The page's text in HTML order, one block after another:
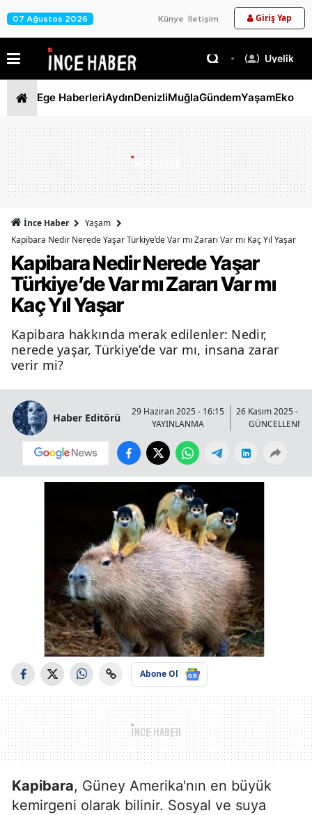
07 Ağustos 2026 Künye İletişim Giriş Yap
Üyelik
Ege HaberleriAydınDenizliMuğlaGündemYaşam
İnce Haber
Yaşam
Kapibara Nedir Nerede Yaşar Türkiye’de Var mı Zararı Var mı Kaç Yıl Yaşar
Kapibara Nedir Nerede Yaşar
Türkiye’de Var mı Zararı Var mı
Kaç Yıl Yaşar
Kapibara hakkında merak edilenler: Nedir,
nerede yaşar, Türkiye’de var mı, insana zarar
verir mi?
Haber Editörü
29 Haziran 2025 - 16:15
YAYINLANMA
26 Kasım 2025 -
GÜNCELLENME
Abone Ol
Kapibara, Güney Amerika'nın en büyük
kemirgeni olarak bilinir. Sosyal ve suya